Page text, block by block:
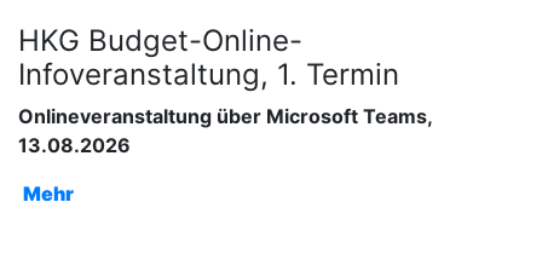
HKG Budget-Online-
Infoveranstaltung, 1. Termin
Onlineveranstaltung über Microsoft Teams,
13.08.2026
Mehr